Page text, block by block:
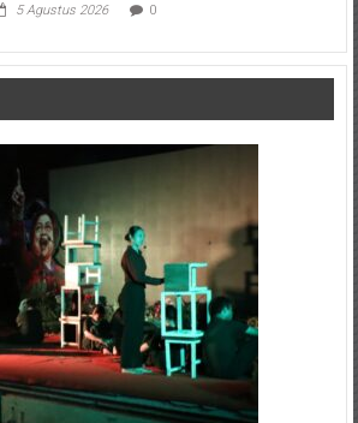
5 Agustus 2026 0